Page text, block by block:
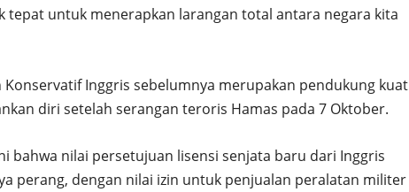
tepat untuk menerapkan larangan total antara negara kita
Inggris sebelumnya merupakan pendukung kuat
diri setelah serangan teroris Hamas pada 7 Oktober.
bahwa nilai persetujuan lisensi senjata baru dari Inggris
perang, dengan nilai izin untuk penjualan peralatan militer